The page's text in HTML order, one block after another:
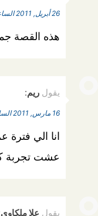
26 أبريل, 2011 الساعة 11:18 ص
هذه القصة
يقول ريم:
16 مارس, 2011 الساعة 6:01 م
انا الي فترة
عشت تجربة
يقول علا ملكاوي